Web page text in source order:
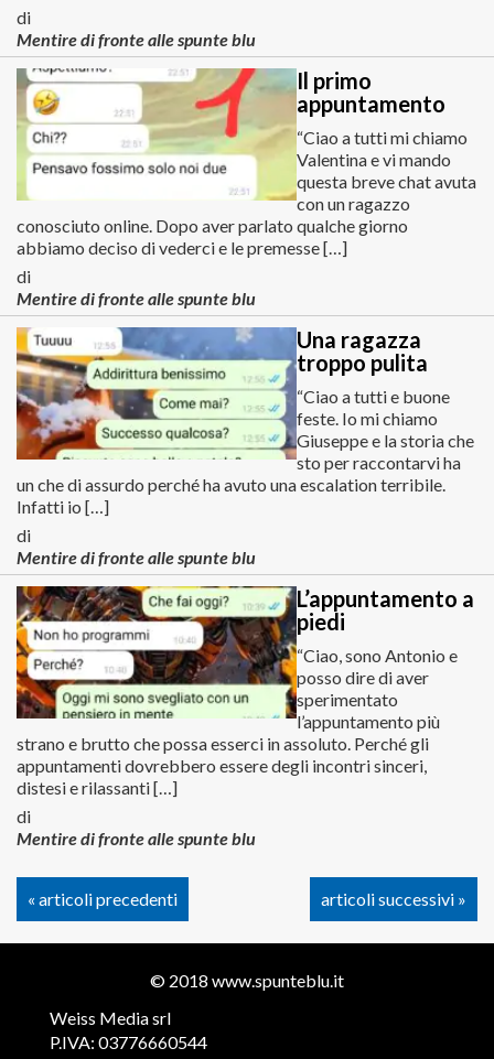
di
Mentire di fronte alle spunte blu
Il primo
appuntamento
“Ciao a tutti mi chiamo
Valentina e vi mando
questa breve chat avuta
con un ragazzo
conosciuto online. Dopo aver parlato qualche giorno
abbiamo deciso di vederci e le premesse […]
di
Mentire di fronte alle spunte blu
Una ragazza
troppo pulita
“Ciao a tutti e buone
feste. Io mi chiamo
Giuseppe e la storia che
sto per raccontarvi ha
un che di assurdo perché ha avuto una escalation terribile.
Infatti io […]
di
Mentire di fronte alle spunte blu
L’appuntamento a
piedi
“Ciao, sono Antonio e
posso dire di aver
sperimentato
l’appuntamento più
strano e brutto che possa esserci in assoluto. Perché gli
appuntamenti dovrebbero essere degli incontri sinceri,
distesi e rilassanti […]
di
Mentire di fronte alle spunte blu
« articoli precedenti articoli successivi »
© 2018 www.spunteblu.it
Weiss Media srl
P.IVA: 03776660544